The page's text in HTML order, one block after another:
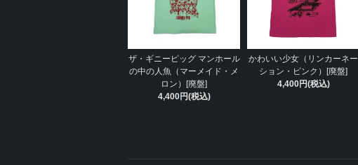
ザ・ギニーピッグ マンホール
の中の人魚（マーメイド・メ
ロン）[廃盤]
4,400円(税込)
かわいい少女（リンカーネー
ション・ピンク）[廃盤]
4,400円(税込)